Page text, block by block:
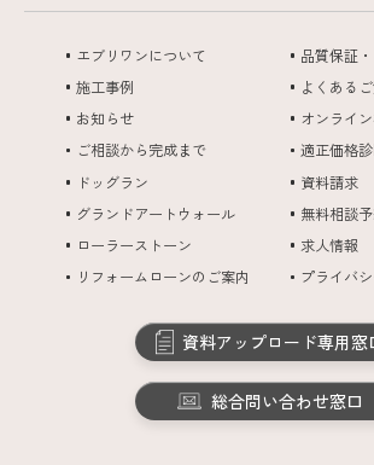
エブリワンについて
施工事例
お知らせ
ご相談から完成まで
ドッグラン
グランドアートウォール
ローラーストーン
リフォームローンのご案内
品質保証
よくある
オンライ
適正価格
資料請求
無料相談
求人情報
プライバ
資料アップロード専用窓
総合問い合わせ窓口